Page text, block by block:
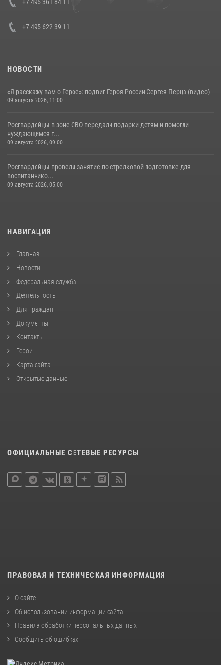
+7 495 361 84 11
+7 495 622 39 11
НОВОСТИ
«Я расскажу вам о Герое»: подвиг Героя России Сергея Перца (видео)
09 августа 2026, 11:00
Росгвардейцы в зоне СВО передали подарки детям и помогли
нуждающимся г...
09 августа 2026, 09:00
Росгвардейцы провели занятие по стрелковой подготовке для
воспитаннико...
09 августа 2026, 05:00
НАВИГАЦИЯ
Главная
Новости
Федеральная служба
Деятельность
Для граждан
Документы
Контакты
Герои
Карта сайта
Открытые данные
ОФИЦИАЛЬНЫЕ СЕТЕВЫЕ РЕСУРСЫ
ПРАВОВАЯ И ТЕХНИЧЕСКАЯ ИНФОРМАЦИЯ
О сайте
Об использовании информации сайта
Правила обработки персональных данных
Сообщить об ошибках